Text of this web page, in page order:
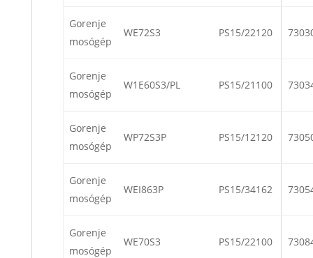
Gorenje
mosógép
WE72S3 PS15/22120
Gorenje
mosógép
W1E60S3/PL PS15/21100
Gorenje
mosógép
WP72S3P PS15/12120
Gorenje
mosógép
WEI863P PS15/34162
Gorenje
mosógép
WE70S3 PS15/22100